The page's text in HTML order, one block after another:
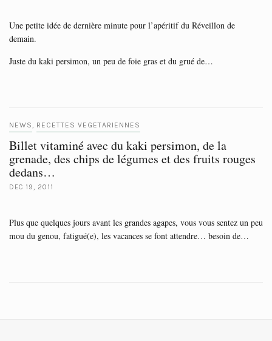
Une petite idée de dernière minute pour l’apéritif du Réveillon de
demain.
Juste du kaki persimon, un peu de foie gras et du grué de…
NEWS, RECETTES VEGETARIENNES
Billet vitaminé avec du kaki persimon, de la
grenade, des chips de légumes et des fruits rouges
dedans…
DEC 19, 2011
Plus que quelques jours avant les grandes agapes, vous vous sentez un peu
mou du genou, fatigué(e), les vacances se font attendre… besoin de…